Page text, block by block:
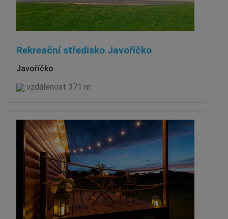
Rekreační středisko Javoříčko
Javoříčko
vzdálenost 371 m